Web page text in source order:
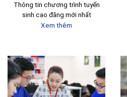
Thông tin chương trình tuyển
sinh cao đăng mới nhất
Xem thêm